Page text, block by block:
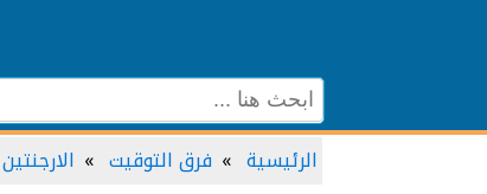
الرئيسية فرق التوقيت الارجنتين